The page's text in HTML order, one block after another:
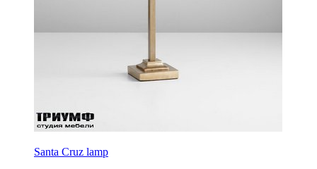
Santa Cruz lamp